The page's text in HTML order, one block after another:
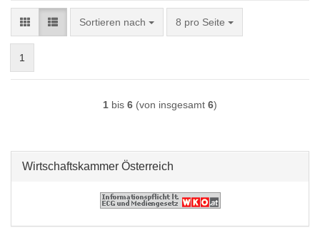
Sortieren nach
Sortieren nach 8 pro Seite
pro Seite
1
1 bis 6 (von insgesamt 6)
Wirtschaftskammer Österreich